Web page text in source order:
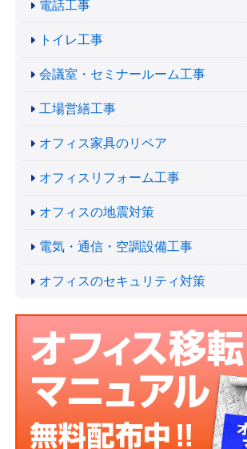
電話工事
トイレ工事
会議室・セミナールーム工事
工場営繕工事
オフィス家具のリペア
オフィスリフォーム工事
オフィスの地震対策
電気・通信・空調設備工事
オフィスのセキュリティ対策